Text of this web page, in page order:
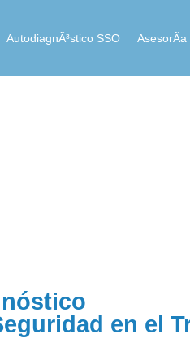
AutodiagnÃ³stico SSO AsesorÃ­a
en el